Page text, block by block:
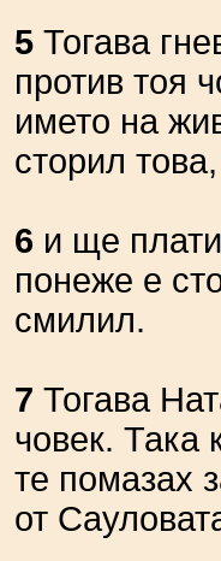
5 Тогава
против тоя
името на
сторил
6 и ще
понеже е
смилил.
7 Тогава
човек. Така
те помазах
от